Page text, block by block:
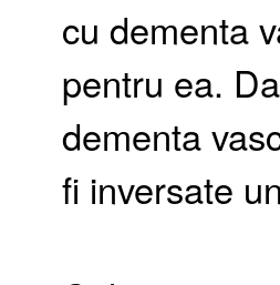
cu dementa
pentru ea.
dementa
fi inversate